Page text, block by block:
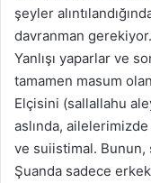
şeyler
davranman
Yanlışı yaparlar ve
tamamen masum olan
Elçisini (sallallahu
aslında,
ve suiistimal.
Şuanda sadece